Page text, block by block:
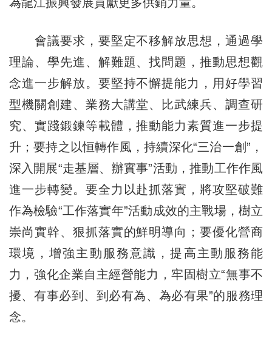
為龍江振興發展貢獻更多供銷力量。
會議要求，要堅定不移解放思想，通過學
理論、學先進、解難題、找問題，推動思想觀
念進一步解放。要堅持不懈提能力，用好學習
型機關創建、業務大講堂、比武練兵、調查研
究、實踐鍛鍊等載體，推動能力素質進一步提
升；要持之以恒轉作風，持續深化“三治一創”，
深入開展“走基層、辦實事”活動，推動工作作風
進一步轉變。要全力以赴抓落實，將攻堅破難
作為檢驗“工作落實年”活動成效的主戰場，樹立
崇尚實幹、狠抓落實的鮮明導向；要優化營商
環境，增強主動服務意識，提高主動服務能
力，強化企業自主經營能力，牢固樹立“無事不
擾、有事必到、到必有為、為必有果”的服務理
念。